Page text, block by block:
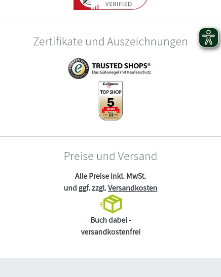
Zertifikate und Auszeichnungen
Preise und Versand
Alle Preise inkl. MwSt.
und ggf. zzgl.Versandkosten
Buch dabei -
versandkostenfrei